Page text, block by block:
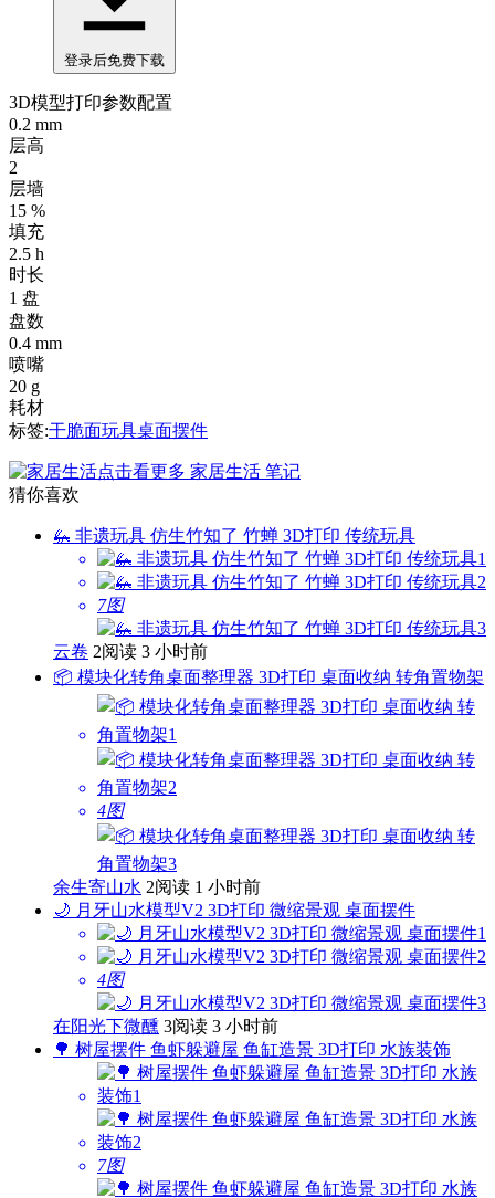
登录后免费下载
3D模型打印参数配置
0.2 mm
层高
2
层墙
15 %
填充
2.5 h
时长
1 盘
盘数
0.4 mm
喷嘴
20 g
耗材
标签:干脆面玩具桌面摆件
点击看更多 家居生活 笔记
猜你喜欢
🦗 非遗玩具 仿生竹知了 竹蝉 3D打印 传统玩具
7图
云卷 2阅读 3 小时前
📦 模块化转角桌面整理器 3D打印 桌面收纳 转角置物架
4图
余生寄山水 2阅读 1 小时前
🌙 月牙山水模型V2 3D打印 微缩景观 桌面摆件
4图
在阳光下微醺 3阅读 3 小时前
🌳 树屋摆件 鱼虾躲避屋 鱼缸造景 3D打印 水族装饰
7图